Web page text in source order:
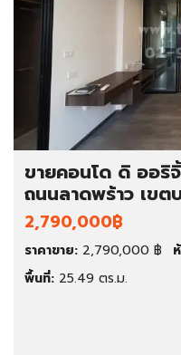
ขายคอนโด ดิ ออริ
ถนนลาดพร้าว เขต
2,790,000฿
ราคาขาย: 2,790,000 ฿
พื้นที่: 25.49 ตร.ม.